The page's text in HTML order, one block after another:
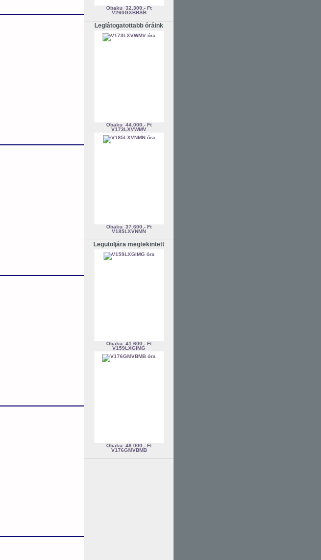
Obaku 32.300,- Ft
V260GXBBSB
Leglátogatottabb óráink
Obaku 44.000,- Ft
V173LXVWMV
Obaku 37.600,- Ft
V185LXVNMN
Legutoljára megtekintett
Obaku 41.600,- Ft
V159LXGIMG
Obaku 48.000,- Ft
V176GMVBMB